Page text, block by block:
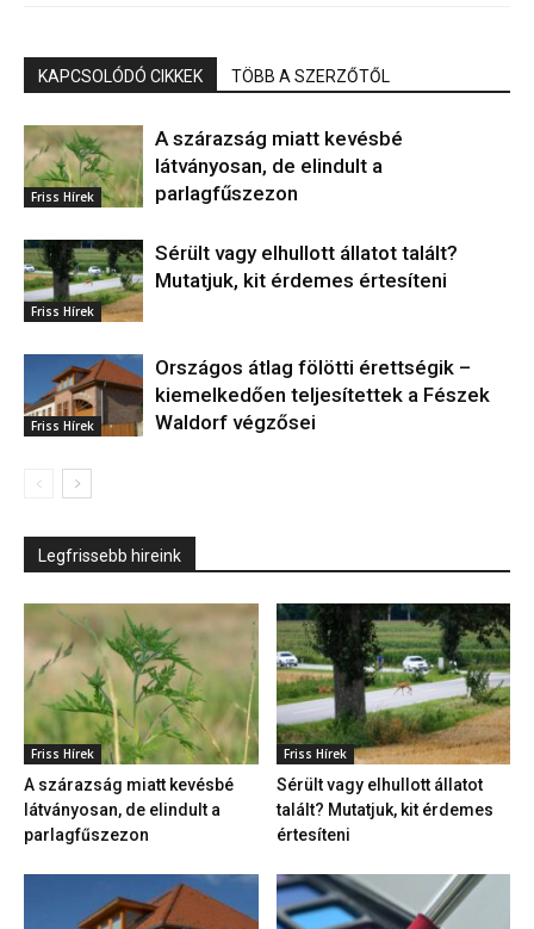
KAPCSOLÓDÓ CIKKEK TÖBB A SZERZŐTŐL
Friss Hírek
A szárazság miatt kevésbé
látványosan, de elindult a
parlagfűszezon
Friss Hírek
Sérült vagy elhullott állatot talált?
Mutatjuk, kit érdemes értesíteni
Friss Hírek
Országos átlag fölötti érettségik –
kiemelkedően teljesítettek a Fészek
Waldorf végzősei
Legfrissebb hireink
Friss Hírek
A szárazság miatt kevésbé
látványosan, de elindult a
parlagfűszezon
Friss Hírek
Sérült vagy elhullott állatot
talált? Mutatjuk, kit érdemes
értesíteni